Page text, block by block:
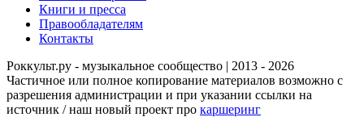
Книги и пресса
Правообладателям
Контакты
Роккульт.ру - музыкальное сообщество | 2013 - 2026
Частичное или полное копирование материалов возможно с
разрешения администрации и при указании ссылки на
источник / наш новый проект про каршеринг